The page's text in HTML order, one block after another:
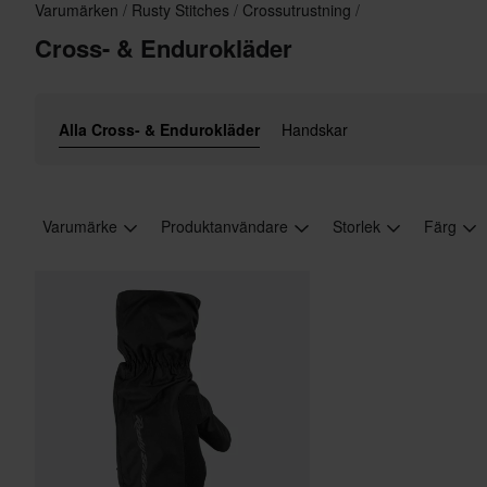
Varumärken Rusty Stitches Crossutrustning
Cross- & Endurokläder
Alla Cross- & Endurokläder Handskar
Varumärke Produktanvändare Storlek Färg